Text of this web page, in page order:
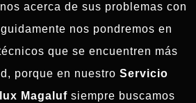
acerca de sus problemas con
nos pondremos en
que se encuentren más
porque en nuestro Servicio
Magaluf siempre buscamos